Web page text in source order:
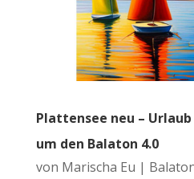
Plattensee neu –
um den Balaton 4.0
von Marischa Eu |